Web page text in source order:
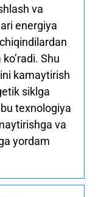
va
energiya
Shu
kamaytirish
siklga
texnologiya
va
yordam